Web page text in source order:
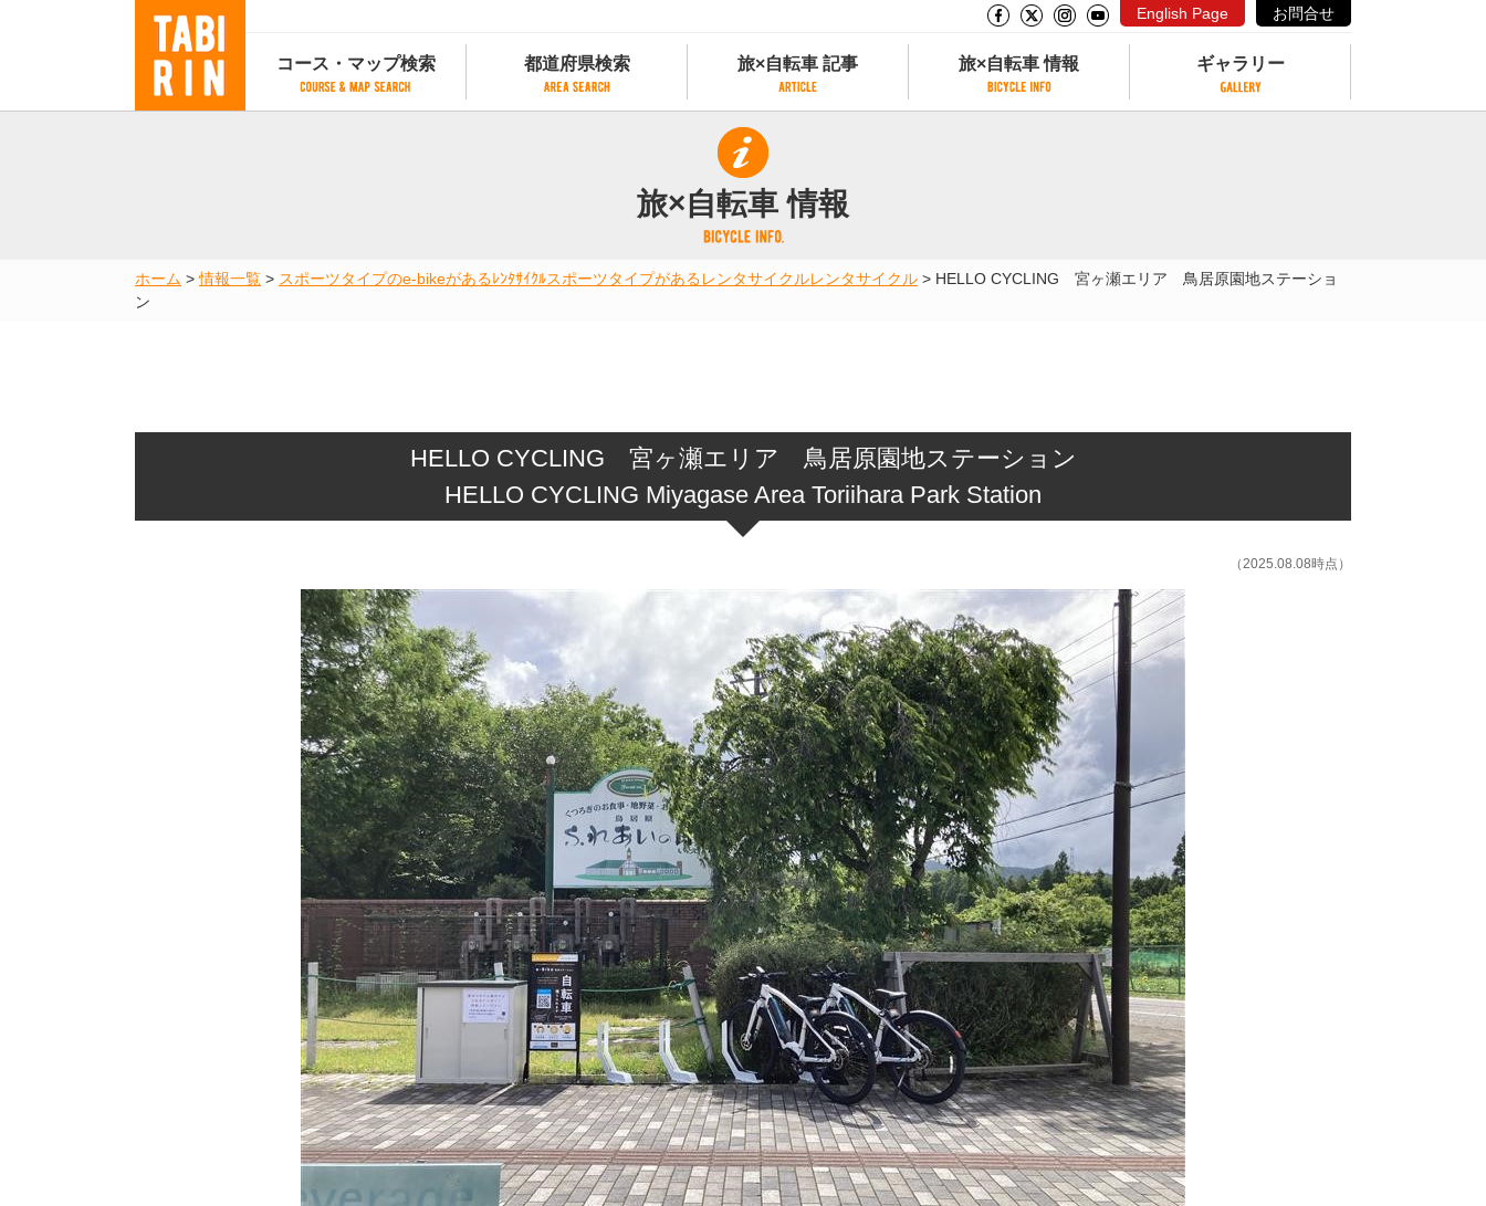
English Page お問合せ
コース・マップ検索
地図から検索
スポットから検索
都道府県検索
都道府県別サイクリング情報
都道府県アクセスランキング
旅×自転車 記事
旅×自転車 記事
記事一覧
カテゴリから探す
タグから探す
旅×自転車 情報
サイクリストにやさしい宿
サイクルトレイン
予約ができるレンタサイクル
鉄道駅に近いレンタサイクル
レンタサイクルがある道の駅
サイクルターミナル
ギャラリー
旅×自転車 情報
ホーム >情報一覧 > スポーツタイプのe-bikeがあるﾚﾝﾀｻｲｸﾙスポーツタイプがあるレンタサイクルレンタサイクル > HELLO CYCLING 宮ヶ瀬エリア 鳥居原園地ステーショ
ン
HELLO CYCLING 宮ヶ瀬エリア 鳥居原園地ステーション
HELLO CYCLING Miyagase Area Toriihara Park Station
（2025.08.08時点）